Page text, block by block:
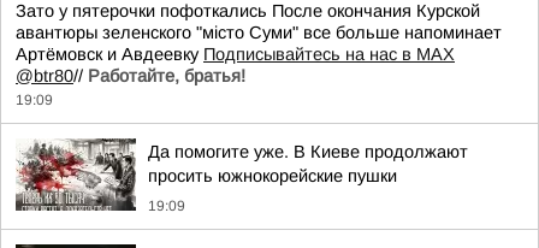
Зато у пятерочки пофоткались После окончания Курской
авантюры зеленского "мiсто Суми" все больше напоминает
Артёмовск и Авдеевку Подписывайтесь на нас в MAX
@btr80// Работайте, братья!
19:09
Да помогите уже. В Киеве продолжают
просить южнокорейские пушки
19:09